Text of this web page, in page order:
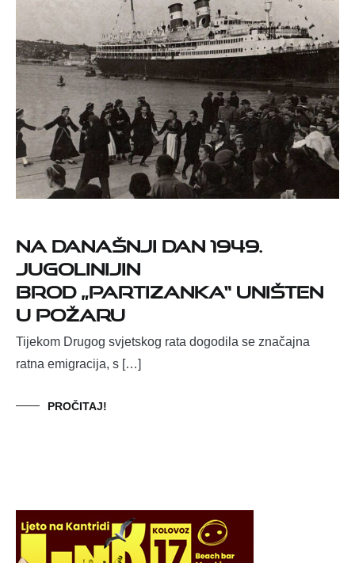
Na današnji dan 1949.
Jugolinijin
brod „Partizanka“ uništen
u požaru
Tijekom Drugog svjetskog rata dogodila se značajna
ratna emigracija, s […]
PROČITAJ!